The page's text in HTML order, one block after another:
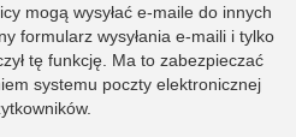
mogą wysyłać e-maile do innych
formularz wysyłania e-maili i tylko
tę funkcję. Ma to zabezpieczać
systemu poczty elektronicznej